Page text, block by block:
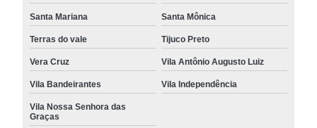
Santa Mariana Santa Mônica
Terras do vale Tijuco Preto
Vera Cruz Vila Antônio Augusto Luiz
Vila Bandeirantes Vila Independência
Vila Nossa Senhora das
Graças